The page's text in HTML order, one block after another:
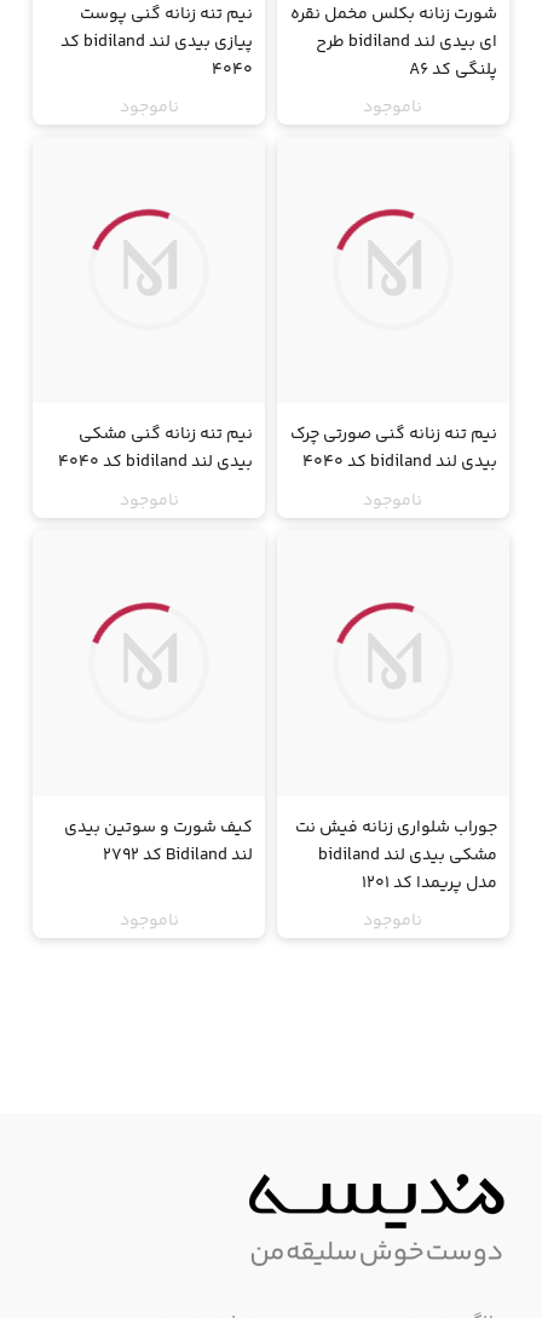
شورت زنانه بکلس مخمل نقره
ای بیدی لند bidiland طرح
پلنگی کد A6
ناموجود
نیم تنه زنانه گنی پوست
پیازی بیدی لند bidiland کد
4040
ناموجود
نیم تنه زنانه گنی صورتی چرک
بیدی لند bidiland کد 4040
ناموجود
نیم تنه زنانه گنی مشکی
بیدی لند bidiland کد 4040
ناموجود
جوراب شلواری زنانه فیش نت
مشکی بیدی لند bidiland
مدل پریمدا کد 1201
ناموجود
کیف شورت و سوتین بیدی
لند Bidiland کد 2792
ناموجود